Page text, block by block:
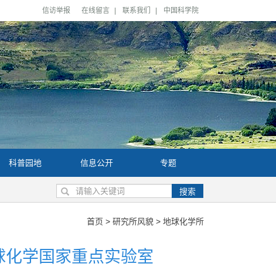
信访举报 在线留言 联系我们 中国科学院
科普园地 信息公开 专题
搜索
首页 > 研究所风貌> 地球化学所
学国家重点实验室